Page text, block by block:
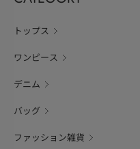
トップス
ワンピース
デニム
バッグ
ファッション雑貨